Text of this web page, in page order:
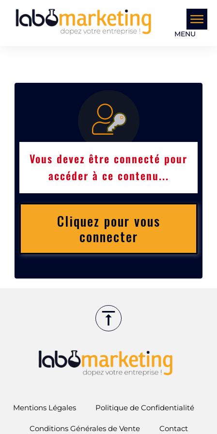
MENU
Vous devez être connecté pour
accéder à ce contenu...
Cliquez pour vous
connecter
Mentions Légales Politique de Confidentialité
Conditions Générales de Vente Contact